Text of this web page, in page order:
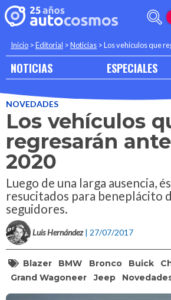
Inicio >Editorial >Noticias >Los vehículos que
NOTICIAS ESPECIALES
NOVEDADES
Los vehículos
regresarán
2020
Luego de una larga ausencia,
resucitados para beneplácito
seguidores.
Luis Hernández | 27/07/2017
Blazer BMW Bronco Buick
Grand Wagoneer
Jeep